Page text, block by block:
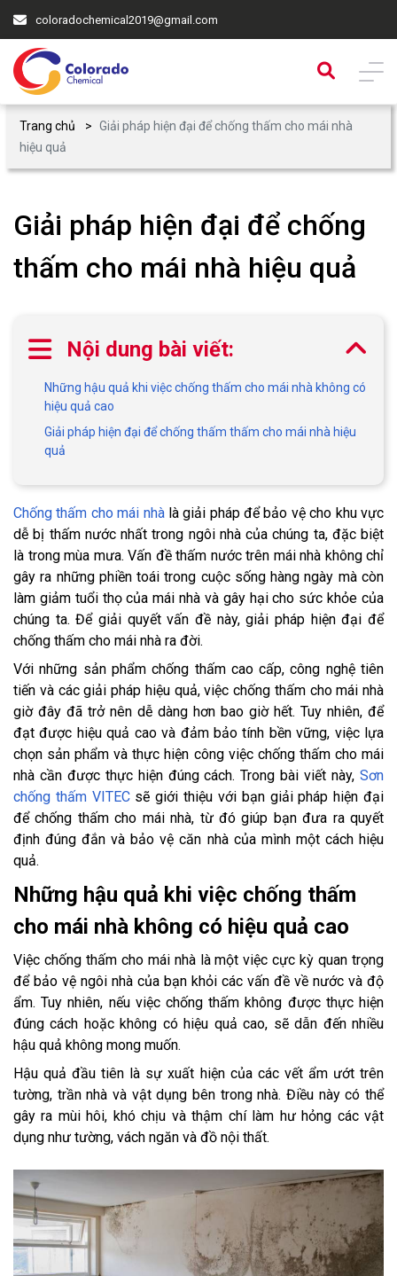
coloradochemical2019@gmail.com
Trang chủ
Giải pháp hiện đại để chống thấm cho mái nhà
hiệu quả
Giải pháp hiện đại để chống
thấm cho mái nhà hiệu quả
Nội dung bài viết:
Những hậu quả khi việc chống thấm cho mái nhà không có
hiệu quả cao
Giải pháp hiện đại để chống thấm thấm cho mái nhà hiệu
quả
Chống thấm cho mái nhàlà giải pháp để bảo vệ cho khu vực
dễ bị thấm nước nhất trong ngôi nhà của chúng ta, đặc biệt
là trong mùa mưa. Vấn đề thấm nước trên mái nhà không chỉ
gây ra những phiền toái trong cuộc sống hàng ngày mà còn
làm giảm tuổi thọ của mái nhà và gây hại cho sức khỏe của
chúng ta. Để giải quyết vấn đề này, giải pháp hiện đại để
chống thấm cho mái nhà ra đời.
Với những sản phẩm chống thấm cao cấp, công nghệ tiên
tiến và các giải pháp hiệu quả, việc chống thấm cho mái nhà
giờ đây đã trở nên dễ dàng hơn bao giờ hết. Tuy nhiên, để
đạt được hiệu quả cao và đảm bảo tính bền vững, việc lựa
chọn sản phẩm và thực hiện công việc chống thấm cho mái
nhà cần được thực hiện đúng cách. Trong bài viết này, Sơn
chống thấm VITECsẽ giới thiệu với bạn giải pháp hiện đại
để chống thấm cho mái nhà, từ đó giúp bạn đưa ra quyết
định đúng đắn và bảo vệ căn nhà của mình một cách hiệu
quả.
Những hậu quả khi việc chống thấm
cho mái nhà không có hiệu quả cao
Việc chống thấm cho mái nhà là một việc cực kỳ quan trọng
để bảo vệ ngôi nhà của bạn khỏi các vấn đề về nước và độ
ẩm. Tuy nhiên, nếu việc chống thấm không được thực hiện
đúng cách hoặc không có hiệu quả cao, sẽ dẫn đến nhiều
hậu quả không mong muốn.
Hậu quả đầu tiên là sự xuất hiện của các vết ẩm ướt trên
tường, trần nhà và vật dụng bên trong nhà. Điều này có thể
gây ra mùi hôi, khó chịu và thậm chí làm hư hỏng các vật
dụng như tường, vách ngăn và đồ nội thất.